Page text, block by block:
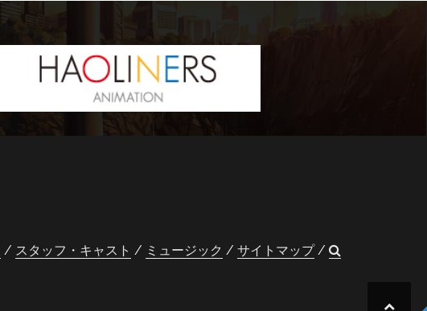
スタッフ・キャスト ミュージック サイトマップ